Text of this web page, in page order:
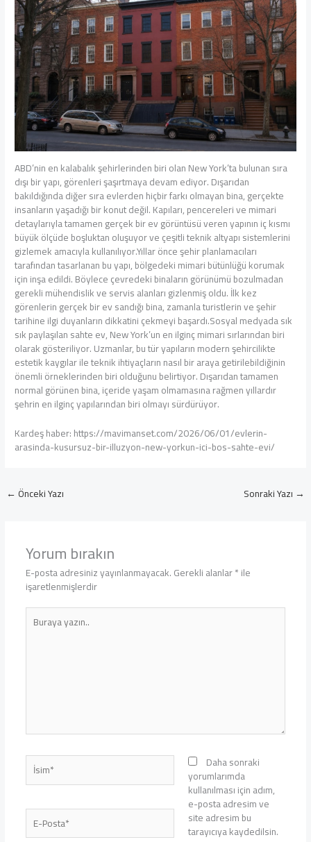
ABD’nin en kalabalık şehirlerinden biri olan New York’ta bulunan sıra
dışı bir yapı, görenleri şaşırtmaya devam ediyor. Dışarıdan
bakıldığında diğer sıra evlerden hiçbir farkı olmayan bina, gerçekte
insanların yaşadığı bir konut değil. Kapıları, pencereleri ve mimari
detaylarıyla tamamen gerçek bir ev görüntüsü veren yapının iç kısmı
büyük ölçüde boşluktan oluşuyor ve çeşitli teknik altyapı sistemlerini
gizlemek amacıyla kullanılıyor.Yıllar önce şehir planlamacıları
tarafından tasarlanan bu yapı, bölgedeki mimari bütünlüğü korumak
için inşa edildi. Böylece çevredeki binaların görünümü bozulmadan
gerekli mühendislik ve servis alanları gizlenmiş oldu. İlk kez
görenlerin gerçek bir ev sandığı bina, zamanla turistlerin ve şehir
tarihine ilgi duyanların dikkatini çekmeyi başardı.Sosyal medyada sık
sık paylaşılan sahte ev, New York’un en ilginç mimari sırlarından biri
olarak gösteriliyor. Uzmanlar, bu tür yapıların modern şehircilikte
estetik kaygılar ile teknik ihtiyaçların nasıl bir araya getirilebildiğinin
önemli örneklerinden biri olduğunu belirtiyor. Dışarıdan tamamen
normal görünen bina, içeride yaşam olmamasına rağmen yıllardır
şehrin en ilginç yapılarından biri olmayı sürdürüyor.
Kardeş haber: https://mavimanset.com/2026/06/01/evlerin-
arasinda-kusursuz-bir-illuzyon-new-yorkun-ici-bos-sahte-evi/
← Önceki Yazı Sonraki Yazı →
Yorum bırakın
E-posta adresiniz yayınlanmayacak.Gerekli alanlar*ile
işaretlenmişlerdir
Buraya
yazın..
İsim*
E-
Posta*
Daha sonraki
yorumlarımda
kullanılması için adım,
e-posta adresim ve
site adresim bu
tarayıcıya kaydedilsin.